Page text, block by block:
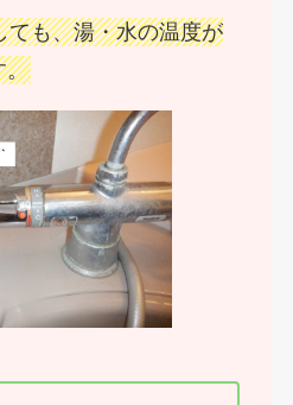
ても、湯・水の温度が
。